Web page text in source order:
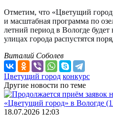
Отметим, что «Цветущий
и масштабная программа по
летний период в Вологде
улицах города распустятся
Виталий Соболев
Цветущий город конкурс
Другие новости по теме
18.07.2026 12:03